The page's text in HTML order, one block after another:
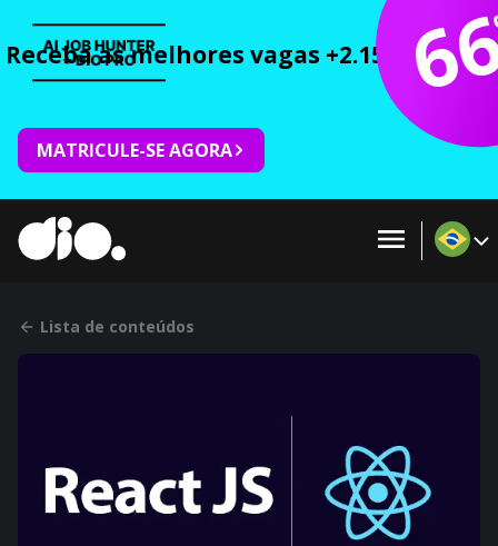
Receba as melhores vagas +2.150 cursos
MATRICULE-SE AGORA
Lista de conteúdos